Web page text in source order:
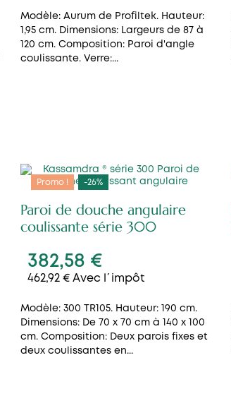
Modèle: Aurum de Profiltek. Hauteur:
1,95 cm. Dimensions: Largeurs de 87 à
120 cm. Composition: Paroi d'angle
coulissante. Verre:...
Promo ! -26%
Paroi de douche angulaire
coulissante série 300
382,58 €
462,92 € Avec l´impôt
Modèle: 300 TR105. Hauteur: 190 cm.
Dimensions: De 70 x 70 cm à 140 x 100
cm. Composition: Deux parois fixes et
deux coulissantes en...